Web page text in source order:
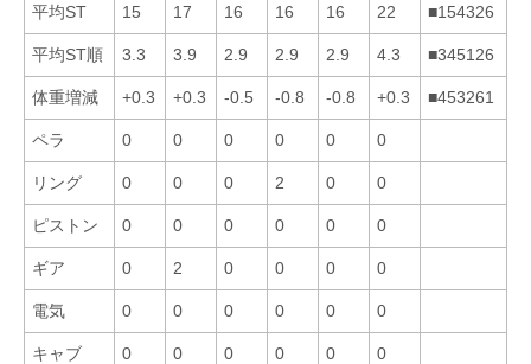
平均ST 15 17 16 16 16 22 ■154326
平均ST順 3.3 3.9 2.9 2.9 2.9 4.3 ■345126
体重増減 +0.3 +0.3 -0.5 -0.8 -0.8 +0.3 ■453261
ペラ 0 0 0 0 0 0
リング 0 0 0 2 0 0
ピストン 0 0 0 0 0 0
ギア 0 2 0 0 0 0
電気 0 0 0 0 0 0
キャブ 0 0 0 0 0 0